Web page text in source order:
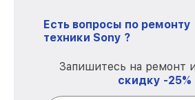
Есть вопросы по ремонту
техники Sony ?
Запишитесь на ремонт
скидку -25%